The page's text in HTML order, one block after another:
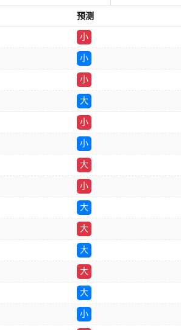
预测
小
双
小
小
大
小
小
大
小
大
大
大
大
大
小